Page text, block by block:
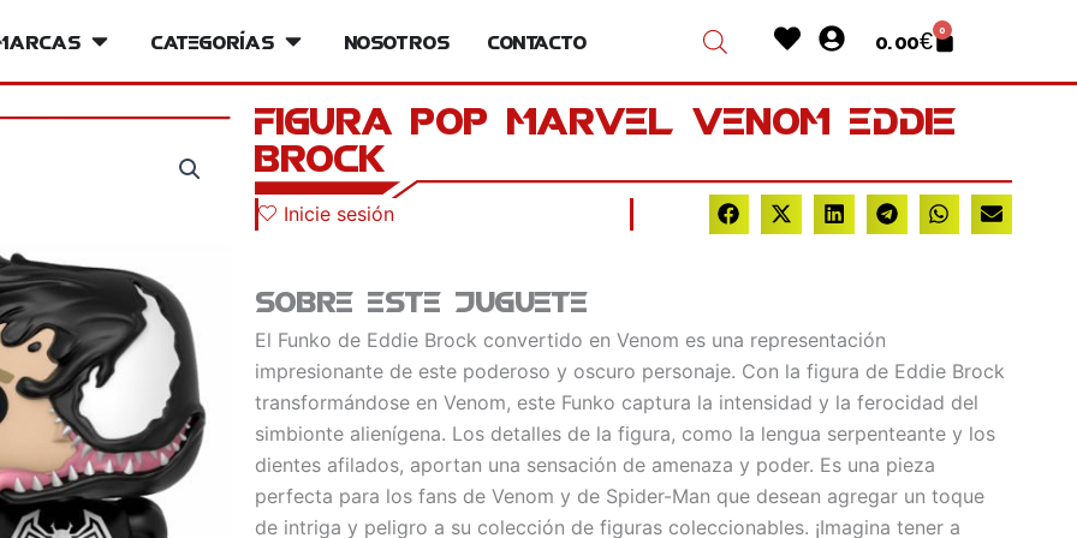
Open MarcasCategorías Open Categorías
Nosotros Contacto HeartUser-
circle
0.00€ 0
Cart
Figura POP Marvel Venom Eddie
Brock
Inicie sesión
Sobre este juguete
El Funko de Eddie Brock convertido en Venom es una representación
impresionante de este poderoso y oscuro personaje. Con la figura de Eddie Brock
transformándose en Venom, este Funko captura la intensidad y la ferocidad del
simbionte alienígena. Los detalles de la figura, como la lengua serpenteante y los
dientes afilados, aportan una sensación de amenaza y poder. Es una pieza
perfecta para los fans de Venom y de Spider-Man que desean agregar un toque
de intriga y peligro a su colección de figuras coleccionables. ¡Imagina tener a